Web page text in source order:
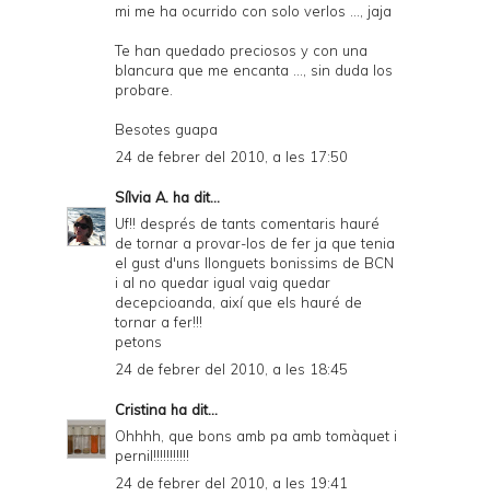
mi me ha ocurrido con solo verlos ..., jaja
Te han quedado preciosos y con una
blancura que me encanta ..., sin duda los
probare.
Besotes guapa
24 de febrer del 2010, a les 17:50
Sílvia A. ha dit...
Uf!! després de tants comentaris hauré
de tornar a provar-los de fer ja que tenia
el gust d'uns llonguets bonissims de BCN
i al no quedar igual vaig quedar
decepcioanda, així que els hauré de
tornar a fer!!!
petons
24 de febrer del 2010, a les 18:45
Cristina ha dit...
Ohhhh, que bons amb pa amb tomàquet i
pernil!!!!!!!!!!!
24 de febrer del 2010, a les 19:41